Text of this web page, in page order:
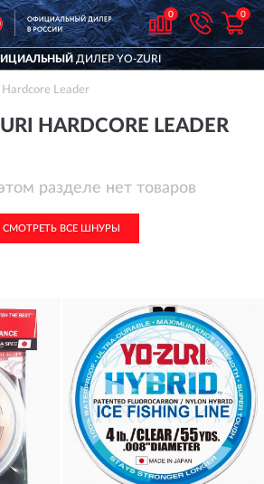
0 0
ДИЛЕР YO-ZURI
Hardcore Leader
HARDCORE LEADER
разделе нет товаров
СМОТРЕТЬ ВСЕ ШНУРЫ